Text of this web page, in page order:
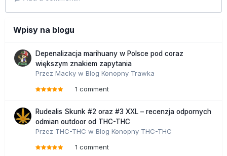
Wpisy na blogu
Depenalizacja marihuany w Polsce pod coraz
większym znakiem zapytania
Przez Macky w Blog Konopny Trawka
1 comment
Rudealis Skunk #2 oraz #3 XXL – recenzja odpornych
odmian outdoor od THC-THC
Przez THC-THC w Blog Konopny THC-THC
1 comment